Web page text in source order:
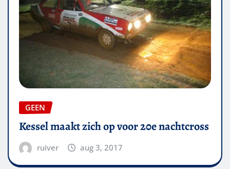
GEEN
Kessel maakt zich op voor 20e nachtcross
ruiver aug 3, 2017